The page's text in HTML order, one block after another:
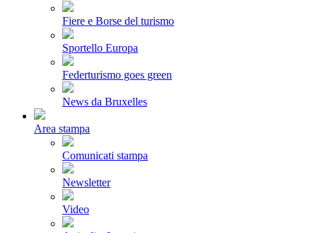
Fiere e Borse del turismo
Sportello Europa
Federturismo goes green
News da Bruxelles
Area stampa
Comunicati stampa
Newsletter
Video